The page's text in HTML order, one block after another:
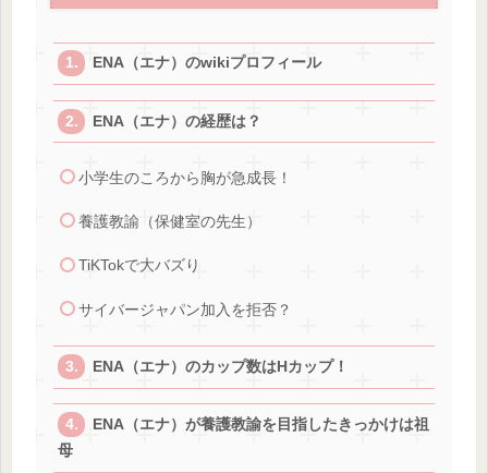
ENA（エナ）のwikiプロフィール
ENA（エナ）の経歴は？
小学生のころから胸が急成長！
養護教諭（保健室の先生）
TiKTokで大バズり
サイバージャパン加入を拒否？
ENA（エナ）のカップ数はHカップ！
ENA（エナ）が養護教諭を目指したきっかけは祖
母